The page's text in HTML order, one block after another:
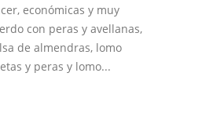
económicas y muy
con peras y avellanas,
de almendras, lomo
y peras y lomo...